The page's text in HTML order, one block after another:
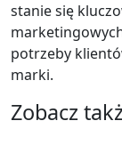
stanie się
potrzeby
marki.
Zobacz